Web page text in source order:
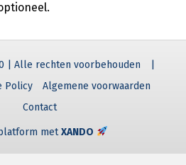
| Alle rechten voorbehouden
Policy
Algemene voorwaarden
Contact
metXANDO